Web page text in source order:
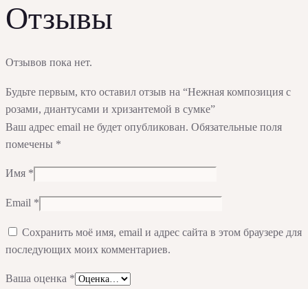
Отзывы
Отзывов пока нет.
Будьте первым, кто оставил отзыв на “Нежная композиция с
розами, диантусами и хризантемой в сумке”
Ваш адрес email не будет опубликован. Обязательные поля
помечены *
Имя *
Email *
Сохранить моё имя, email и адрес сайта в этом браузере для
последующих моих комментариев.
Ваша оценка *